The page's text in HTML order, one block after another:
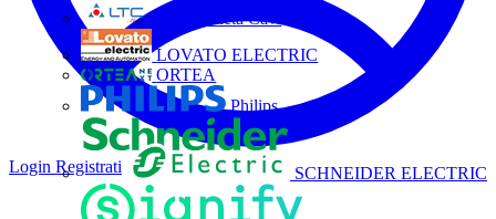
La Triveneta Cavi
LOVATO ELECTRIC
ORTEA
Philips
SCHNEIDER ELECTRIC
Login Registrati